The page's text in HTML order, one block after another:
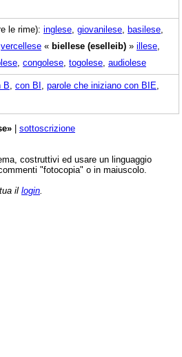
le rime): inglese giovanilese basilese
vercellese « biellese (eselleib) » illese
congolese togolese audiolese
B con BI parole che iniziano con BIE
| sottoscrizione
costruttivi ed usare un linguaggio
"fotocopia" o in maiuscolo.
il login